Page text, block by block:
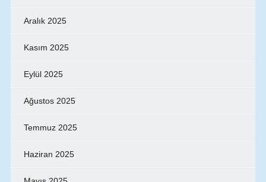
Aralık 2025
Kasım 2025
Eylül 2025
Ağustos 2025
Temmuz 2025
Haziran 2025